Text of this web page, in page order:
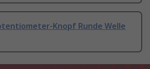
Knopf Runde Welle